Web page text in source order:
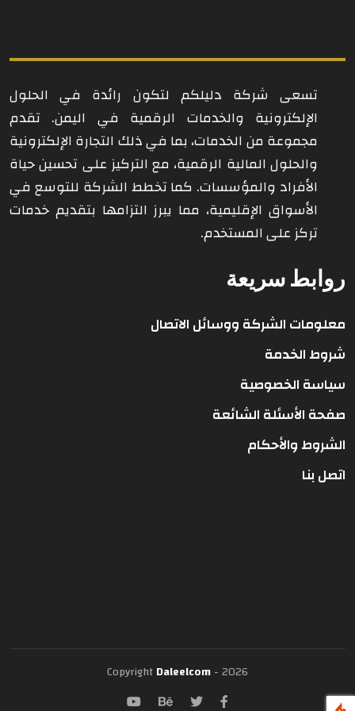
تسعى شركة دليلكم لتكون رائدة في الحلول
الإلكترونية والخدمات الرقمية في اليمن. تقدم
مجموعة من الخدمات، بما في ذلك التجارة الإلكترونية
والحلول المالية الرقمية، مع التركيز على تحسين حياة
الأفراد والمؤسسات. كما تخطط الشركة للتوسع في
الأسواق الإقليمية، مما يبرز التزامها بتقديم خدمات
تركز على المستخدم.
روابط سريعة
معلومات الشركة ووسائل الاتصال
شروط الخدمة
سياسة الخصوصية
صفحة الأسئلة الشائعة
الشروط والأحكام
اتصل بنا
CopyrightDaleelcom- 2026